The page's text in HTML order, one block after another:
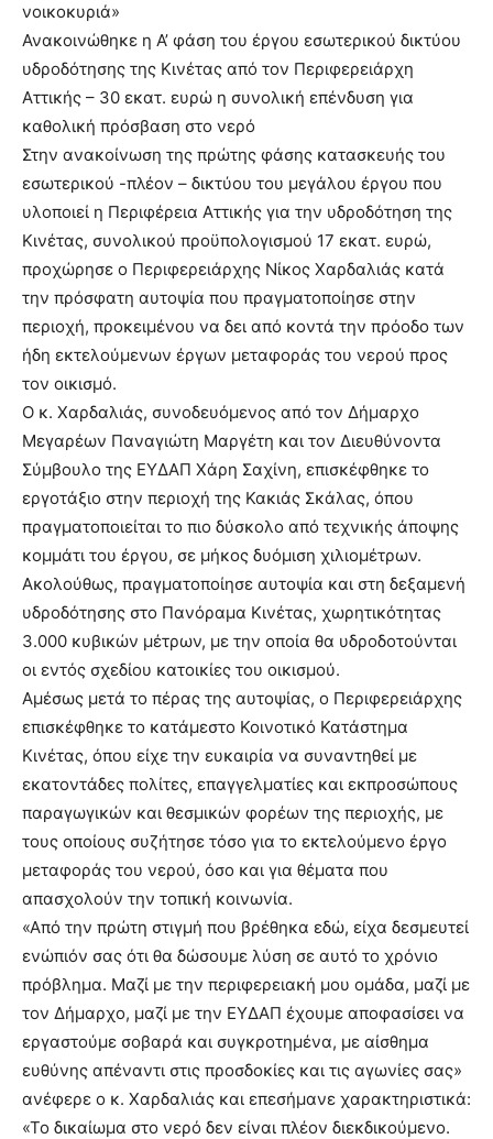
νοικοκυριά»
Ανακοινώθηκε η Α’ φάση του έργου εσωτερικού δικτύου
υδροδότησης της Κινέτας από τον Περιφερειάρχη
Αττικής – 30 εκατ. ευρώ η συνολική επένδυση για
καθολική πρόσβαση στο νερό
Στην ανακοίνωση της πρώτης φάσης κατασκευής του
εσωτερικού -πλέον – δικτύου του μεγάλου έργου που
υλοποιεί η Περιφέρεια Αττικής για την υδροδότηση της
Κινέτας, συνολικού προϋπολογισμού 17 εκατ. ευρώ,
προχώρησε ο Περιφερειάρχης Νίκος Χαρδαλιάς κατά
την πρόσφατη αυτοψία που πραγματοποίησε στην
περιοχή, προκειμένου να δει από κοντά την πρόοδο των
ήδη εκτελούμενων έργων μεταφοράς του νερού προς
τον οικισμό.
Ο κ. Χαρδαλιάς, συνοδευόμενος από τον Δήμαρχο
Μεγαρέων Παναγιώτη Μαργέτη και τον Διευθύνοντα
Σύμβουλο της ΕΥΔΑΠ Χάρη Σαχίνη, επισκέφθηκε το
εργοτάξιο στην περιοχή της Κακιάς Σκάλας, όπου
πραγματοποιείται το πιο δύσκολο από τεχνικής άποψης
κομμάτι του έργου, σε μήκος δυόμιση χιλιομέτρων.
Ακολούθως, πραγματοποίησε αυτοψία και στη δεξαμενή
υδροδότησης στο Πανόραμα Κινέτας, χωρητικότητας
3.000 κυβικών μέτρων, με την οποία θα υδροδοτούνται
οι εντός σχεδίου κατοικίες του οικισμού.
Αμέσως μετά το πέρας της αυτοψίας, ο Περιφερειάρχης
επισκέφθηκε το κατάμεστο Κοινοτικό Κατάστημα
Κινέτας, όπου είχε την ευκαιρία να συναντηθεί με
εκατοντάδες πολίτες, επαγγελματίες και εκπροσώπους
παραγωγικών και θεσμικών φορέων της περιοχής, με
τους οποίους συζήτησε τόσο για το εκτελούμενο έργο
μεταφοράς του νερού, όσο και για θέματα που
απασχολούν την τοπική κοινωνία.
«Από την πρώτη στιγμή που βρέθηκα εδώ, είχα δεσμευτεί
ενώπιόν σας ότι θα δώσουμε λύση σε αυτό το χρόνιο
πρόβλημα. Μαζί με την περιφερειακή μου ομάδα, μαζί με
τον Δήμαρχο, μαζί με την ΕΥΔΑΠ έχουμε αποφασίσει να
εργαστούμε σοβαρά και συγκροτημένα, με αίσθημα
ευθύνης απέναντι στις προσδοκίες και τις αγωνίες σας»
ανέφερε ο κ. Χαρδαλιάς και επεσήμανε χαρακτηριστικά:
«Το δικαίωμα στο νερό δεν είναι πλέον διεκδικούμενο.